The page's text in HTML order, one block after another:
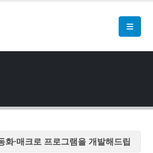
화·매크로 프로그램을 개발해드립